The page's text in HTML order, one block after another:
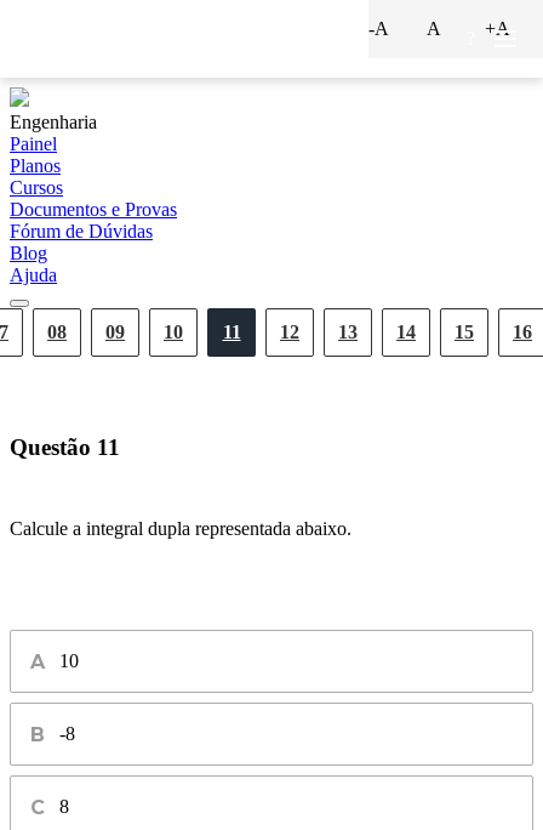
Engenharia
Painel
Planos
Cursos
Documentos e Provas
Fórum de Dúvidas
Blog
Ajuda
08 09 10 11 12 13 14 15 16
-A A +A
Questão 11
Calcule a integral dupla representada abaixo.
10
-8
8